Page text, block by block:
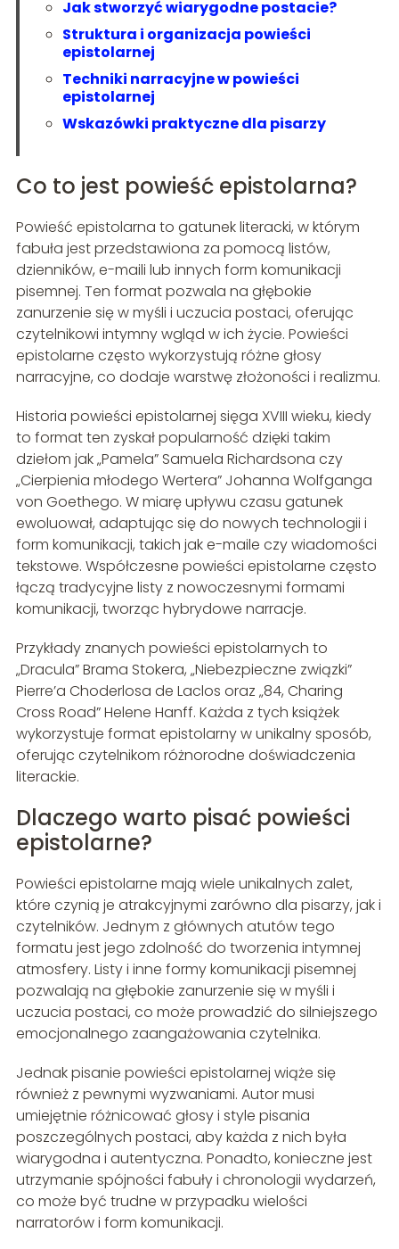
Jak stworzyć wiarygodne postacie?
Struktura i organizacja powieści
epistolarnej
Techniki narracyjne w powieści
epistolarnej
Wskazówki praktyczne dla pisarzy
Co to jest powieść epistolarna?
Powieść epistolarna to gatunek literacki, w którym
fabuła jest przedstawiona za pomocą listów,
dzienników, e-maili lub innych form komunikacji
pisemnej. Ten format pozwala na głębokie
zanurzenie się w myśli i uczucia postaci, oferując
czytelnikowi intymny wgląd w ich życie. Powieści
epistolarne często wykorzystują różne głosy
narracyjne, co dodaje warstwę złożoności i realizmu.
Historia powieści epistolarnej sięga XVIII wieku, kiedy
to format ten zyskał popularność dzięki takim
dziełom jak „Pamela” Samuela Richardsona czy
„Cierpienia młodego Wertera” Johanna Wolfganga
von Goethego. W miarę upływu czasu gatunek
ewoluował, adaptując się do nowych technologii i
form komunikacji, takich jak e-maile czy wiadomości
tekstowe. Współczesne powieści epistolarne często
łączą tradycyjne listy z nowoczesnymi formami
komunikacji, tworząc hybrydowe narracje.
Przykłady znanych powieści epistolarnych to
„Dracula” Brama Stokera, „Niebezpieczne związki”
Pierre’a Choderlosa de Laclos oraz „84, Charing
Cross Road” Helene Hanff. Każda z tych książek
wykorzystuje format epistolarny w unikalny sposób,
oferując czytelnikom różnorodne doświadczenia
literackie.
Dlaczego warto pisać powieści
epistolarne?
Powieści epistolarne mają wiele unikalnych zalet,
które czynią je atrakcyjnymi zarówno dla pisarzy, jak i
czytelników. Jednym z głównych atutów tego
formatu jest jego zdolność do tworzenia intymnej
atmosfery. Listy i inne formy komunikacji pisemnej
pozwalają na głębokie zanurzenie się w myśli i
uczucia postaci, co może prowadzić do silniejszego
emocjonalnego zaangażowania czytelnika.
Jednak pisanie powieści epistolarnej wiąże się
również z pewnymi wyzwaniami. Autor musi
umiejętnie różnicować głosy i style pisania
poszczególnych postaci, aby każda z nich była
wiarygodna i autentyczna. Ponadto, konieczne jest
utrzymanie spójności fabuły i chronologii wydarzeń,
co może być trudne w przypadku wielości
narratorów i form komunikacji.